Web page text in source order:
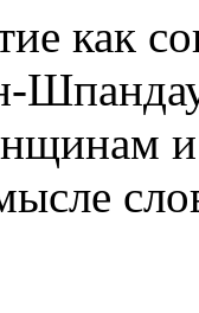
как